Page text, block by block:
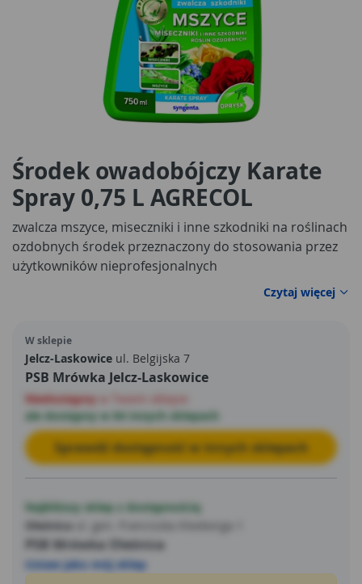
Środek owadobójczy Karate
Spray 0,75 L AGRECOL
zwalcza mszyce, miseczniki i inne szkodniki na roślinach
ozdobnych środek przeznaczony do stosowania przez
użytkowników nieprofesjonalnych
Czytaj więcej
W sklepie
Jelcz-Laskowice ul. Belgijska 7
PSB Mrówka Jelcz-Laskowice
Niedostępny
ale dostępny w 84 innych sklepach
Sprawdź dostępność w innych sklepach
Najbliższy sklep z dostępnością
Oleśnica
PSB Mrówka Oleśnica
Ustaw jako mój sklep